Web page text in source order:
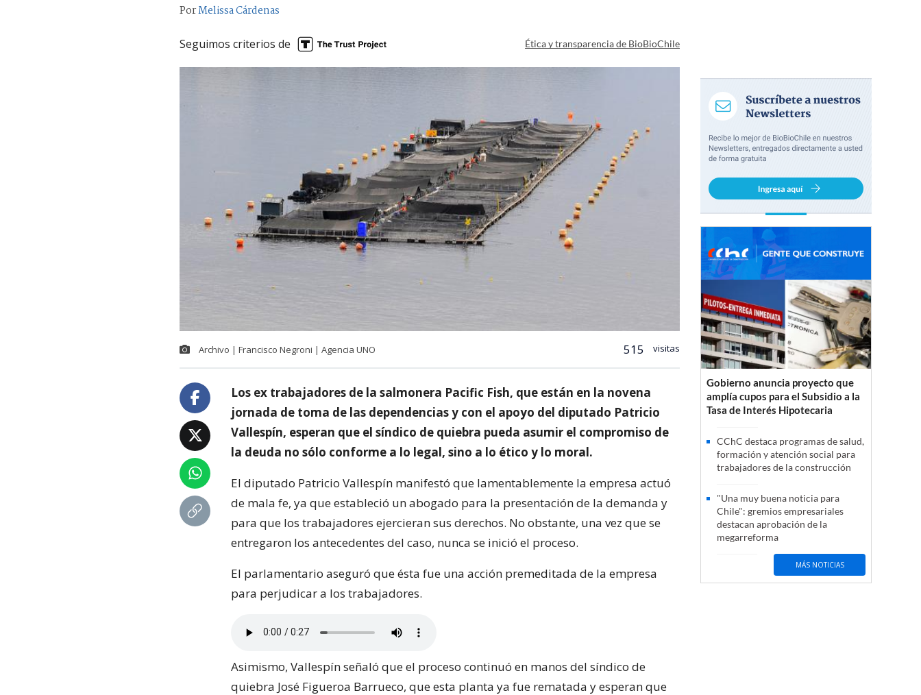
PorMelissa Cárdenas
Seguimos criterios de Ética y transparencia de BioBioChile
Archivo | Francisco Negroni | Agencia UNO 515 visitas
Los ex trabajadores de la salmonera Pacific Fish, que están en la novena
jornada de toma de las dependencias y con el apoyo del diputado Patricio
Vallespín, esperan que el síndico de quiebra pueda asumir el compromiso de
la deuda no sólo conforme a lo legal, sino a lo ético y lo moral.
El diputado Patricio Vallespín manifestó que lamentablemente la empresa actuó
de mala fe, ya que estableció un abogado para la presentación de la demanda y
para que los trabajadores ejercieran sus derechos. No obstante, una vez que se
entregaron los antecedentes del caso, nunca se inició el proceso.
El parlamentario aseguró que ésta fue una acción premeditada de la empresa
para perjudicar a los trabajadores.
Asimismo, Vallespín señaló que el proceso continuó en manos del síndico de
quiebra José Figueroa Barrueco, que esta planta ya fue rematada y esperan que
Gobierno anuncia proyecto que
amplía cupos para el Subsidio a la
Tasa de Interés Hipotecaria
CChC destaca programas de salud,
formación y atención social para
trabajadores de la construcción
"Una muy buena noticia para
Chile": gremios empresariales
destacan aprobación de la
megarreforma
MÁS NOTICIAS